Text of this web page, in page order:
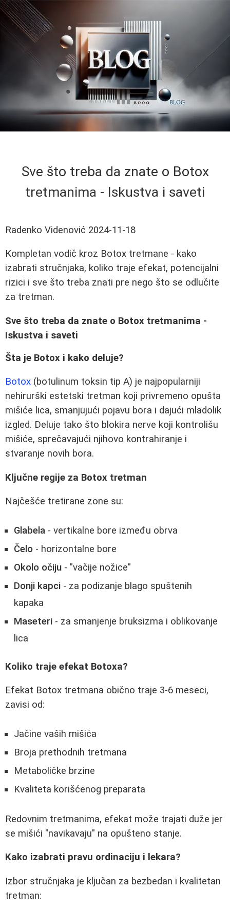
Sve što treba da znate o Botox
tretmanima - Iskustva i saveti
Radenko Videnović 2024-11-18
Kompletan vodič kroz Botox tretmane - kako
izabrati stručnjaka, koliko traje efekat, potencijalni
rizici i sve što treba znati pre nego što se odlučite
za tretman.
Sve što treba da znate o Botox tretmanima -
Iskustva i saveti
Šta je Botox i kako deluje?
Botox (botulinum toksin tip A) je najpopularniji
nehirurški estetski tretman koji privremeno opušta
mišiće lica, smanjujući pojavu bora i dajući mladolik
izgled. Deluje tako što blokira nerve koji kontrolišu
mišiće, sprečavajući njihovo kontrahiranje i
stvaranje novih bora.
Ključne regije za Botox tretman
Najčešće tretirane zone su:
Glabela - vertikalne bore između obrva
Čelo - horizontalne bore
Okolo očiju - "vačije nožice"
Donji kapci - za podizanje blago spuštenih
kapaka
Maseteri - za smanjenje bruksizma i oblikovanje
lica
Koliko traje efekat Botoxa?
Efekat Botox tretmana obično traje 3-6 meseci,
zavisi od:
Jačine vaših mišića
Broja prethodnih tretmana
Metaboličke brzine
Kvaliteta korišćenog preparata
Redovnim tretmanima, efekat može trajati duže jer
se mišići "navikavaju" na opušteno stanje.
Kako izabrati pravu ordinaciju i lekara?
Izbor stručnjaka je ključan za bezbedan i kvalitetan
tretman: